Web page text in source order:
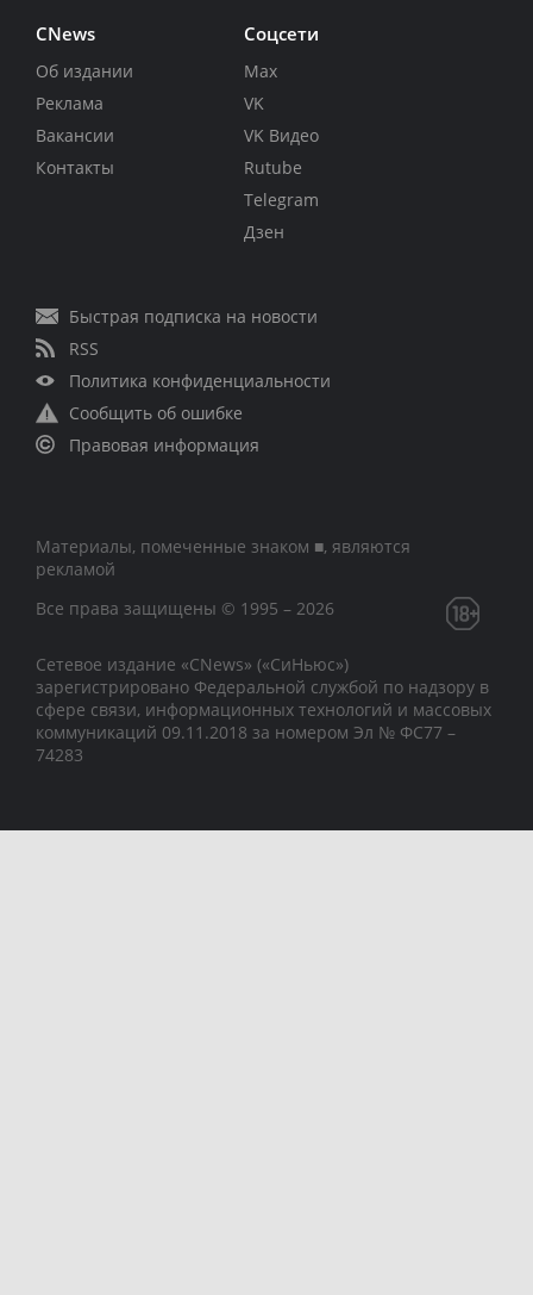
CNews
Об издании
Реклама
Вакансии
Контакты
Соцсети
Max
VK
VK Видео
Rutube
Telegram
Дзен
Быстрая подписка на новости
RSS
Политика конфиденциальности
Сообщить об ошибке
Правовая информация
Материалы, помеченные знаком ■, являются
рекламой
Все права защищены © 1995 – 2026
Сетевое издание «CNews» («СиНьюс»)
зарегистрировано Федеральной службой по надзору в
сфере связи, информационных технологий и массовых
коммуникаций 09.11.2018 за номером Эл № ФС77 –
74283